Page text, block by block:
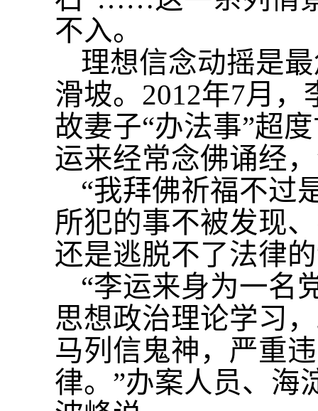
不入。
理想信念动摇是
滑坡。 2012年7月
故妻子“办法事”超
运来经常念佛诵经
“我拜佛祈福不过
所犯的事不被发现
还是逃脱不了法律
“李运来身为一名
思想政治理论学习
马列信鬼神，严重
律。”办案人员、海